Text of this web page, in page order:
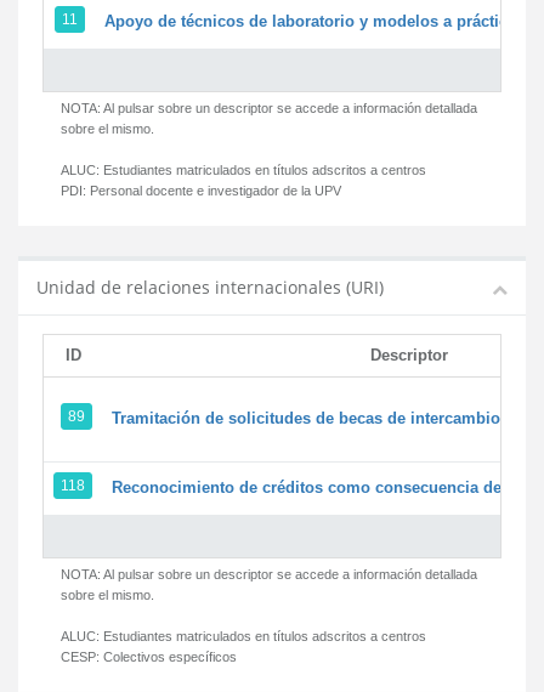
11 Apoyo de técnicos de laboratorio y modelos a prácticas
NOTA: Al pulsar sobre un descriptor se accede a información detallada
sobre el mismo.
ALUC: Estudiantes matriculados en títulos adscritos a centros
PDI: Personal docente e investigador de la UPV
Unidad de relaciones internacionales (URI)
ID Descriptor
89 Tramitación de solicitudes de becas de intercambio
118 Reconocimiento de créditos como consecuencia de un
NOTA: Al pulsar sobre un descriptor se accede a información detallada
sobre el mismo.
ALUC: Estudiantes matriculados en títulos adscritos a centros
CESP: Colectivos específicos